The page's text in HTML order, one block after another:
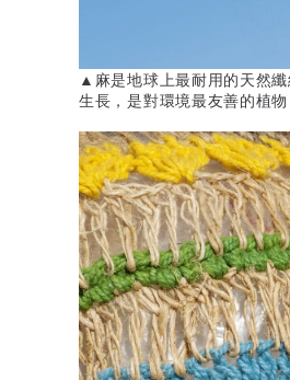
▲麻是地球上最耐用的天然
生長，是對環境最友善的植物